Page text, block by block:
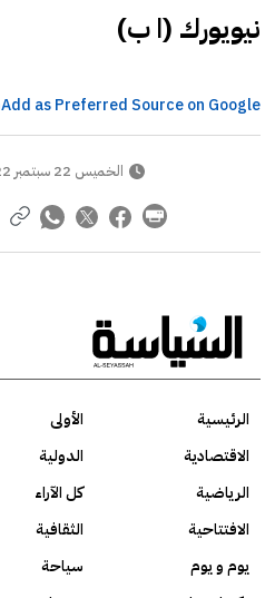
نيويورك (ا ب)
Add as Preferred Source on Google
الخميس 22 سبتمبر 2022
الرئيسية الأولى
الاقتصادية
الدولية
الرياضية
كل الآراء
الافتتاحية
الثقافية
يوم و يوم
سياحة